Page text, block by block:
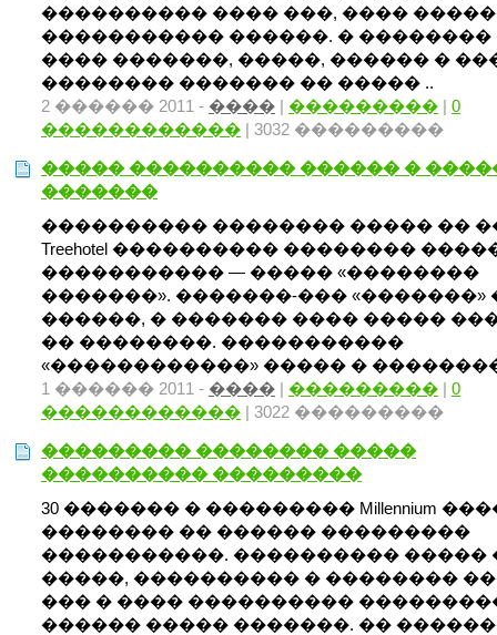
���������� ���� ���, ����
����������� ������. � ��������
���� �������, �����, ������ �
�������� ������� �� ����� ..
2 ������ 2011 - ���� | ��������� | 0
������������ | 3032 ���������
����� ���������� ������ �
�������
���������� �������� ����� ��
Treehotel ���������� ��������
����������� — ����� «��������
�������». �������-��� «�������»
������, � ������� ���� �����
�� ��������. �����������
«������������» ����� �
1 ������ 2011 - ���� | ��������� | 0
������������ | 3022 ���������
��������� �������� �����
���������� ���������
30 ������� � ��������� Millennium
�������� �� ������ ���������
�����������. ���������� �����
�����, ���������� � ��������
��� � ���� ���������� ���������
������ ����� �������. ��